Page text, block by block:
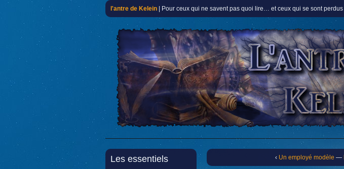
l'antre de Kelein | Pour ceux qui ne savent pas quoi lire… et ceux qui se sont perdus
Les essentiels ‹ Un employé modèle —